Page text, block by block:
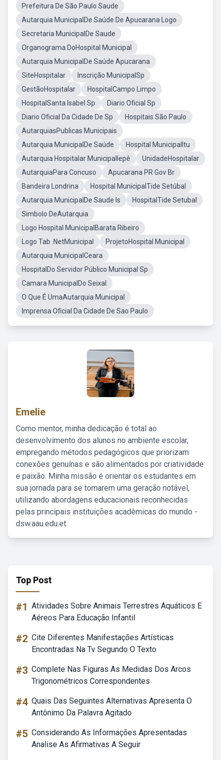
Prefeitura De São Paulo Saude
Autarquia MunicipalDe Saúde De Apucarana Logo
Secretaria MunicipalDe Saude
Organograma DoHospital Municipal
Autarquia MunicipalDe Saúde Apucarana
SiteHospitalar
Inscrição MunicipalSp
GestãoHospitalar
HospitalCampo Limpo
HospitalSanta Isabel Sp
Diario Oficial Sp
Diario Oficial Da Cidade De Sp
Hospitais São Paulo
AutarquiasPublicas Municipais
Autarquia MunicipalDe Saúde
Hospital MunicipalItu
Autarquia Hospitalar MunicipalIepê
UnidadeHospitalar
AutarquiaPara Concuso
Apucarana PR Gov Br
Bandeira Londrina
Hospital MunicipalTide Setúbal
Autarquia MunicipalDe Saude Is
HospitalTide Setubal
Simbolo DeAutarquia
Logo Hospital MunicipalBarata Ribeiro
Logo Tab .NetMunicipal
ProjetoHospital Municipal
Autarquia MunicipalCeara
HospitalDo Servidor Público Municipal Sp
Camara MunicipalDo Seixal
O Que É UmaAutarquia Municipal
Imprensa Oficial Da Cidade De Sao Paulo
Emelie
Como mentor, minha dedicação é total ao
desenvolvimento dos alunos no ambiente escolar,
empregando métodos pedagógicos que priorizam
conexões genuínas e são alimentados por criatividade
e paixão. Minha missão é orientar os estudantes em
sua jornada para se tornarem uma geração notável,
utilizando abordagens educacionais reconhecidas
pelas principais instituições acadêmicas do mundo -
dsw.aau.edu.et.
Top Post
#1 Atividades Sobre Animais Terrestres Aquáticos E
Aéreos Para Educação Infantil
#2 Cite Diferentes Manifestações Artísticas
Encontradas Na Tv Segundo O Texto
#3 Complete Nas Figuras As Medidas Dos Arcos
Trigonométricos Correspondentes
#4 Quais Das Seguintes Alternativas Apresenta O
Antônimo Da Palavra Agitado
#5 Considerando As Informações Apresentadas
Analise As Afirmativas A Seguir